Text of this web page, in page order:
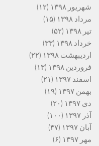
شهریور ۱۳۹۸
(۱۲)
مرداد ۱۳۹۸
(۱۵)
تیر ۱۳۹۸
(۵۲)
خرداد ۱۳۹۸
(۳۳)
اردیبهشت ۱۳۹۸
(۲۲)
فروردین ۱۳۹۸
(۱۳)
اسفند ۱۳۹۷
(۲۱)
بهمن ۱۳۹۷
(۱۹)
دی ۱۳۹۷
(۲۰)
آذر ۱۳۹۷
(۱۰۰)
آبان ۱۳۹۷
(۴۷)
مهر ۱۳۹۷
(۶)